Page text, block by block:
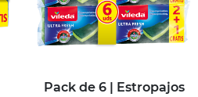
Pack de 6 | Estropajos